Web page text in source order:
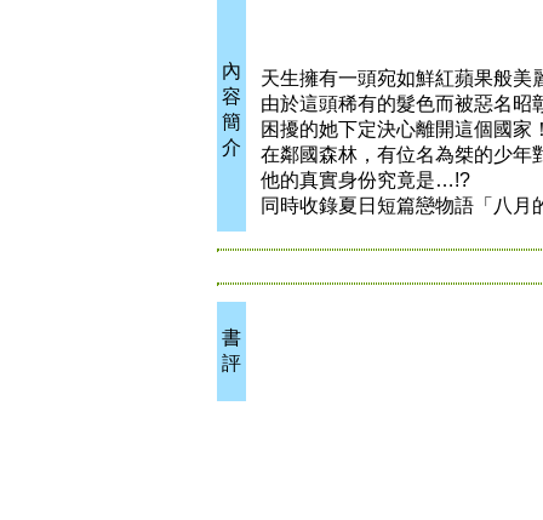
內
容
簡
介
天生擁有一頭宛如鮮紅蘋果般美
由於這頭稀有的髮色而被惡名昭
困擾的她下定決心離開這個國家
在鄰國森林，有位名為桀的少年
他的真實身份究竟是…!?
同時收錄夏日短篇戀物語「八月
書
評